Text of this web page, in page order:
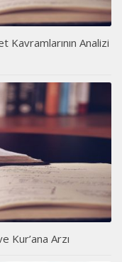
Analizi
Kur’ana Arzı